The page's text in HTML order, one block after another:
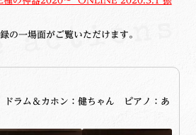
の一場面がご覧いただけます。
ラム＆カホン：健ちゃん ピアノ：あ